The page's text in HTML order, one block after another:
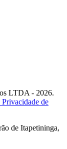
LTDA - 2026.
de
de Itapetininga,